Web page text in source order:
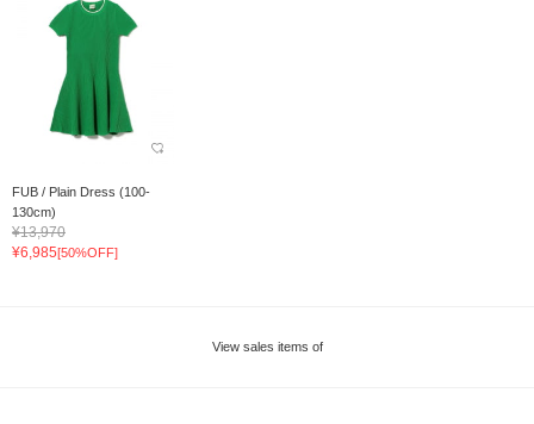
FUB / Plain Dress (100-
130cm)
¥13,970
¥6,985[50%OFF]
View sales items of